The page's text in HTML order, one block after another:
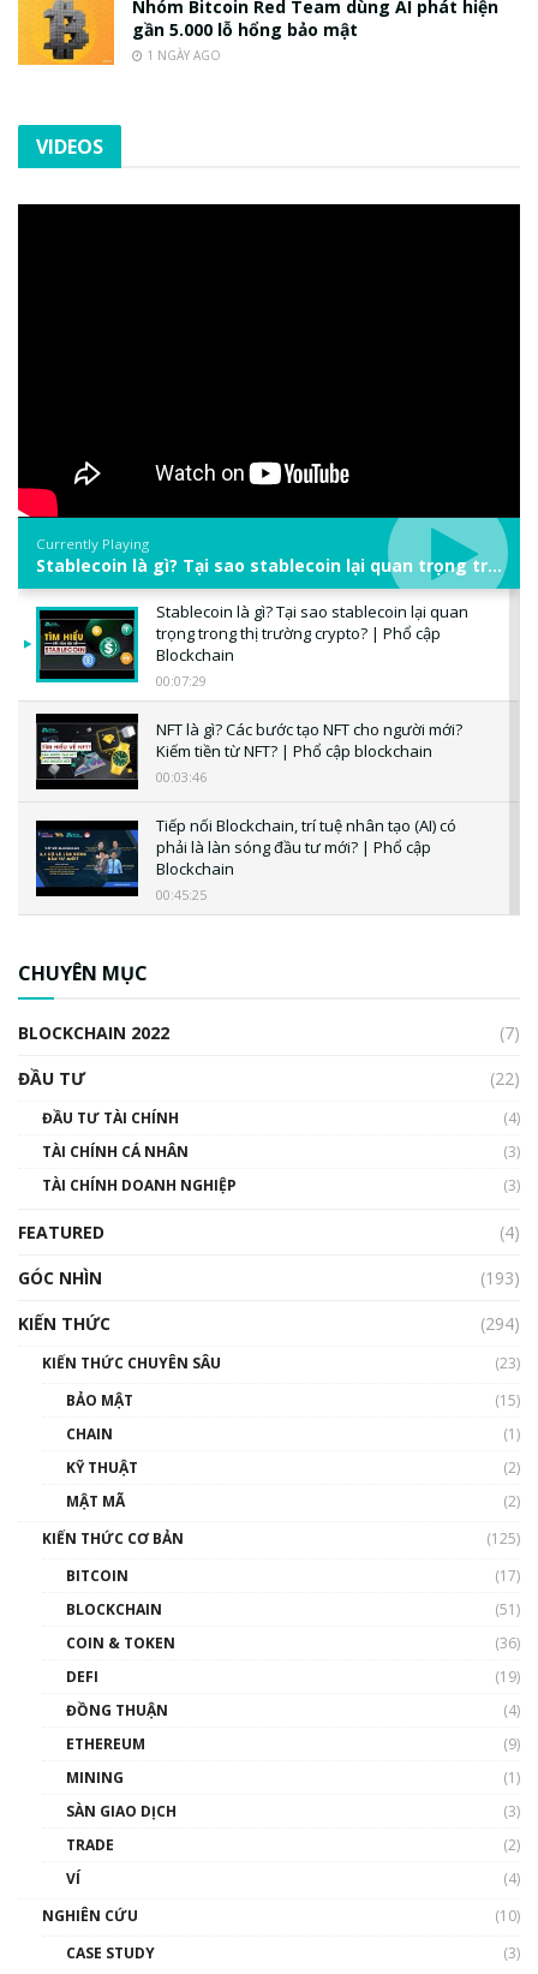
Nhóm Bitcoin Red Team dùng AI phát hiện
gần 5.000 lỗ hổng bảo mật
1 NGÀY AGO
VIDEOS
Currently Playing
Stablecoin là gì? Tại sao stablecoin lại quan trọng trong thị trường crypto? | Phổ cập Blockchain
Stablecoin là gì? Tại sao stablecoin lại quan
trọng trong thị trường crypto? | Phổ cập
Blockchain
00:07:29
NFT là gì? Các bước tạo NFT cho người mới?
Kiếm tiền từ NFT? | Phổ cập blockchain
00:03:46
Tiếp nối Blockchain, trí tuệ nhân tạo (AI) có
phải là làn sóng đầu tư mới? | Phổ cập
Blockchain
00:45:25
00:02:14
Nhìn lại năm 2022: Những sự kiện ảnh hưởng
đến hệ sinh thái tiền mã hoá | Phổ cập
00:43:47
như thể nào?
00:39:31
Phổ cập Blockchain
thống & Crypto qua các cuộc chiến | Phổ cập
CHUYÊN MỤC
BLOCKCHAIN 2022
(7)
ĐẦU TƯ
(22)
ĐẦU TƯ TÀI CHÍNH
(4)
TÀI CHÍNH CÁ NHÂN
(3)
TÀI CHÍNH DOANH NGHIỆP
(3)
FEATURED
(4)
GÓC NHÌN
(193)
KIẾN THỨC
(294)
KIẾN THỨC CHUYÊN SÂU
(23)
BẢO MẬT
(15)
CHAIN
(1)
KỸ THUẬT
(2)
MẬT MÃ
(2)
KIẾN THỨC CƠ BẢN
(125)
BITCOIN
(17)
BLOCKCHAIN
(51)
COIN & TOKEN
(36)
DEFI
(19)
ĐỒNG THUẬN
(4)
ETHEREUM
(9)
MINING
(1)
SÀN GIAO DỊCH
(3)
TRADE
(2)
VÍ
(4)
NGHIÊN CỨU
(10)
CASE STUDY
(3)